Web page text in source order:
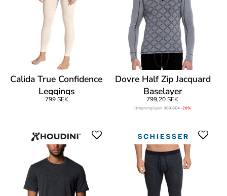
Calida True Confidence
Leggings
799 SEK
Dovre Half Zip Jacquard
Baselayer
799,20 SEK
Ursprungligen999 SEK-20%